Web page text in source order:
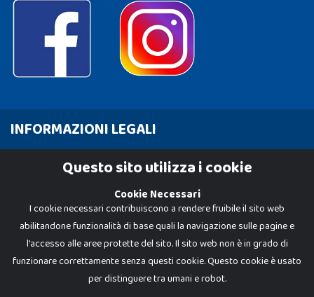
INFORMAZIONI LEGALI
Cookie PolicyQuesto sito utilizza i cookie
Cookie Necessari
I cookie necessari contribuiscono a rendere fruibile il sito web
abilitandone funzionalità di base quali la navigazione sulle pagine e
l'accesso alle aree protette del sito. Il sito web non è in grado di
funzionare correttamente senza questi cookie. Questo cookie è usato
per distinguere tra umani e robot.